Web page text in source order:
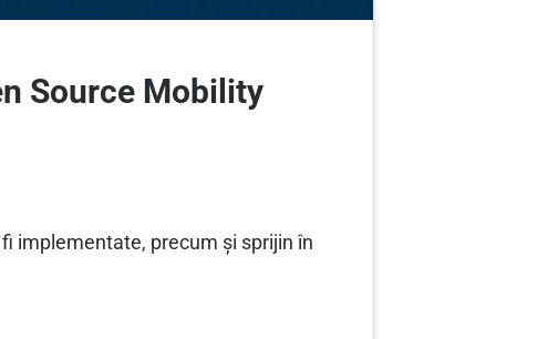
Source Mobility
implementate, precum și sprijin în